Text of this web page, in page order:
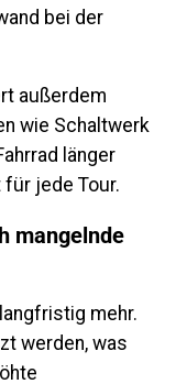
bei der
außerdem
wie Schaltwerk
länger
jede Tour.
mangelnde
mehr.
werden, was